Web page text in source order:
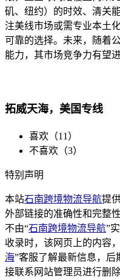
矶、纽约）的时效、清关
注美线市场或需专业本土
可靠的选择。未来，随着
能力，其市场竞争力有望
拓威天海，美国专线
喜欢（11 ）
不喜欢（3）
特别声明
本站石南跨境物流导航提
外部链接的准确性和完整
不由“石南跨境物流导航”
收录时，该网页上的内容
海”客服了解最新信息，
接联系网站管理员进行删